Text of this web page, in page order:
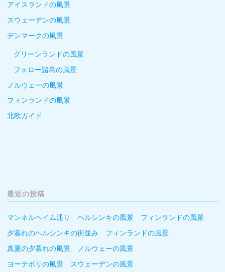
アイスランドの風景
スウェーデンの風景
デンマークの風景
グリーンランドの風景
フェロー諸島の風景
ノルウェーの風景
フィンランドの風景
北欧ガイド
最近の投稿
マンネルヘイム通り ヘルシンキの風景 フィンランドの風景
夕暮れのヘルシンキの街並み フィンランドの風景
真夏の夕暮れの風景 ノルウェーの風景
ヨーテボリの風景 スウェーデンの風景